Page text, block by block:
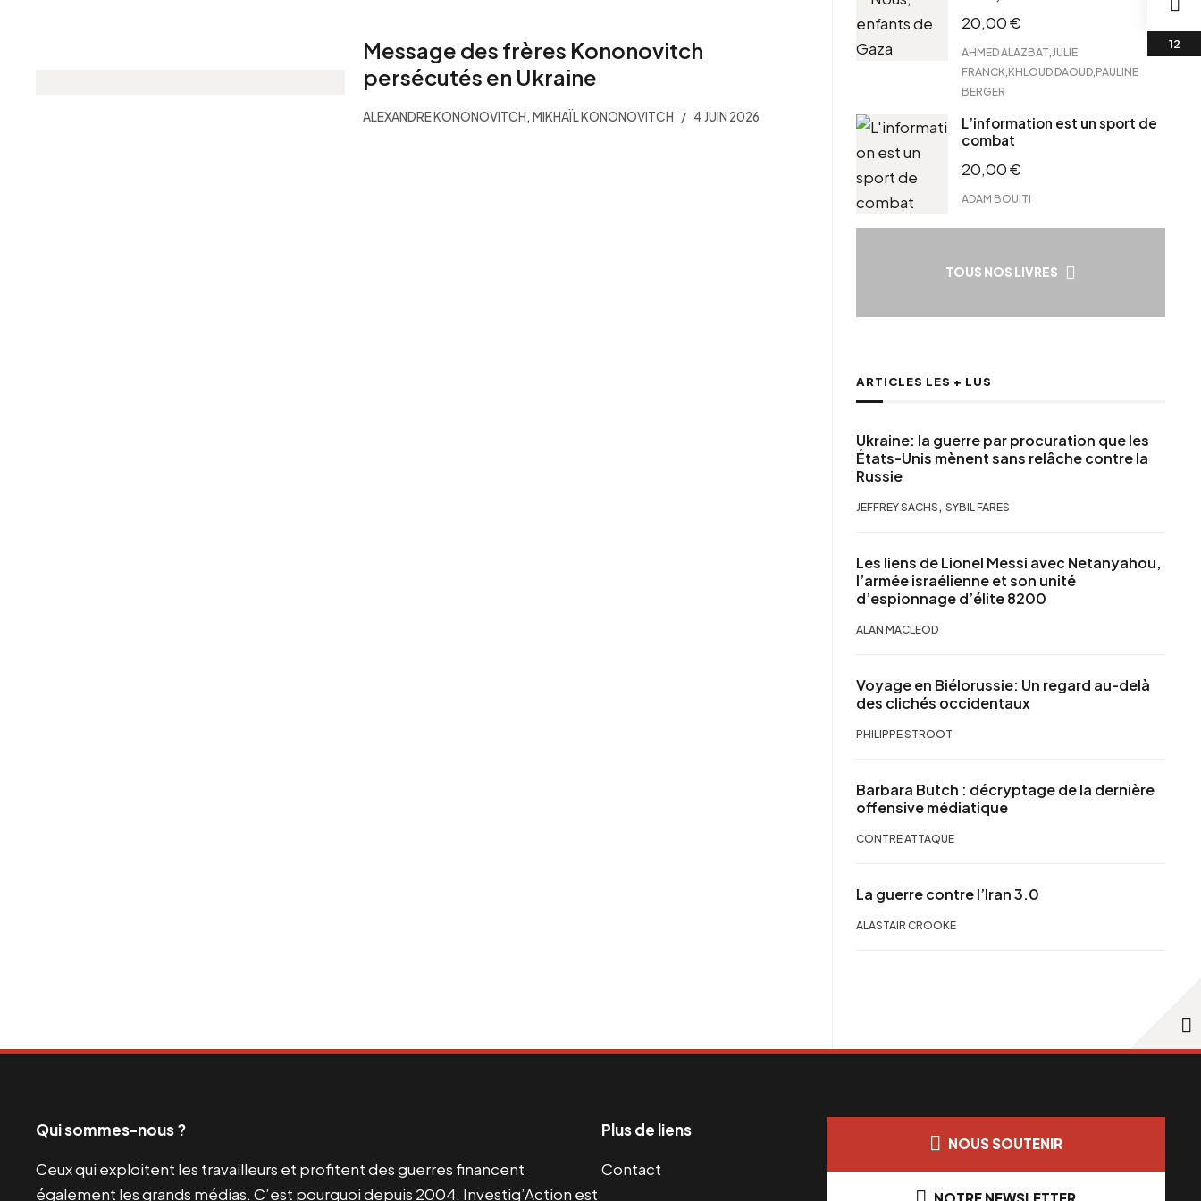
Message des frères Kononovitch
persécutés en Ukraine
ALEXANDRE KONONOVITCH, MIKHAÏL KONONOVITCH 4 JUIN 2026
20,00€
AHMED ALAZBAT JULIE
FRANCK KHLOUD DAOUD PAULINE
BERGER
L’information est un sport de
combat
20,00€
ADAM BOUITI
TOUS NOS LIVRES
ARTICLES LES + LUS
Ukraine: la guerre par procuration que les
États-Unis mènent sans relâche contre la
Russie
JEFFREY SACHS , SYBIL FARES
Les liens de Lionel Messi avec Netanyahou,
l’armée israélienne et son unité
d’espionnage d’élite 8200
ALAN MACLEOD
Voyage en Biélorussie: Un regard au-delà
des clichés occidentaux
PHILIPPE STROOT
Barbara Butch : décryptage de la dernière
offensive médiatique
CONTRE ATTAQUE
La guerre contre l’Iran 3.0
ALASTAIR CROOKE
Qui sommes-nous ?
Ceux qui exploitent les travailleurs et profitent des guerres financent
également les grands médias. C’est pourquoi depuis 2004, Investig’Action est
Plus de liens
Contact
NOUS SOUTENIR